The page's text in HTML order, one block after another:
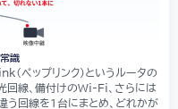
識
（ペップリンク）というルータの
回線、備付けのWi-Fi、さらには
う回線を1台にまとめ、どれかが